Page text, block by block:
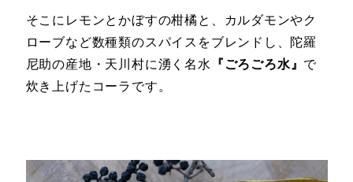
そこにレモンとかぼすの柑橘と、カルダモンやク
ローブなど数種類のスパイスをブレンドし、陀羅
尼助の産地・天川村に湧く名水 『ごろごろ水』 で
炊き上げたコーラです。